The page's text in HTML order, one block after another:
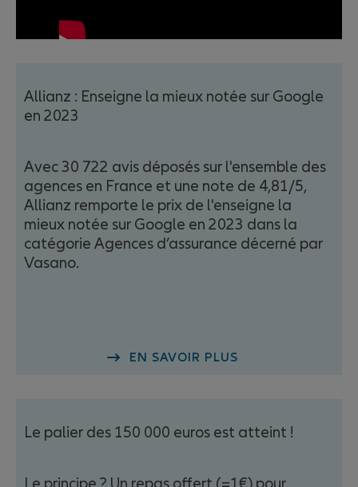
Allianz : Enseigne la mieux notée sur Google
en 2023
Avec 30 722 avis déposés sur l'ensemble des
agences en France et une note de 4,81/5,
Allianz remporte le prix de l'enseigne la
mieux notée sur Google en 2023 dans la
catégorie Agences d’assurance décerné par
Vasano.
EN SAVOIR PLUS
Le palier des 150 000 euros est atteint !